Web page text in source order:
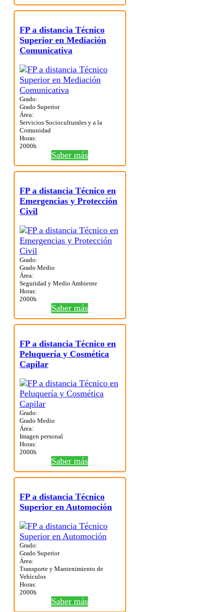
FP a distancia Técnico
Superior en Mediación
Comunicativa
Grado:
Grado Superior
Área:
Servicios Socioculturales y a la
Comunidad
Horas:
2000h
Saber más
FP a distancia Técnico en
Emergencias y Protección
Civil
Grado:
Grado Medio
Área:
Seguridad y Medio Ambiente
Horas:
2000h
Saber más
FP a distancia Técnico en
Peluquería y Cosmética
Capilar
Grado:
Grado Medio
Área:
Imagen personal
Horas:
2000h
Saber más
FP a distancia Técnico
Superior en Automoción
Grado:
Grado Superior
Área:
Transporte y Mantenimiento de
Vehículos
Horas:
2000h
Saber más